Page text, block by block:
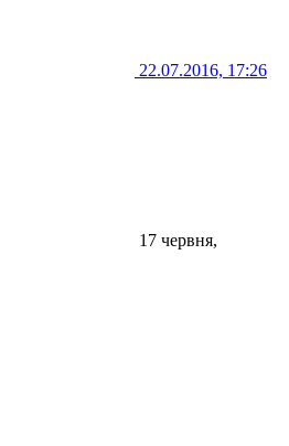
22.07.2016, 17:26
17 червня,